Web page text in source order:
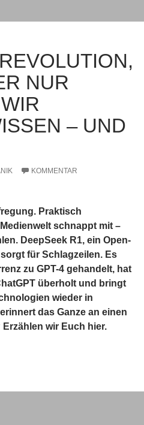
NUR
– UND
KOMMENTAR
Praktisch
schnappt mit –
DeepSeek R1, ein Open-
für Schlagzeilen. Es
zu GPT-4 gehandelt, hat
überholt und bringt
wieder in
das Ganze an einen
wir Euch hier.
oder nur Hype? Was wir